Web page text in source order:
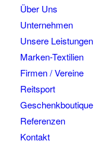
Über Uns
Unternehmen
Unsere Leistungen
Marken-Textilien
Firmen / Vereine
Reitsport
Geschenkboutique
Referenzen
Kontakt